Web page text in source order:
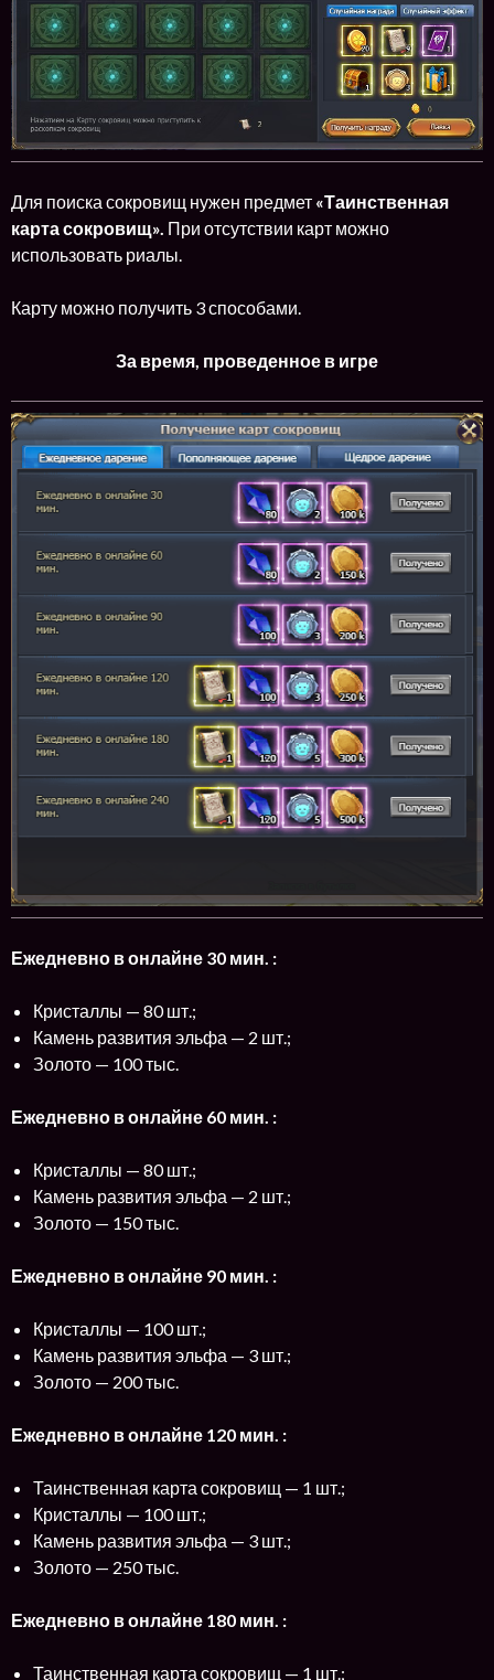
Для поиска сокровищ нужен предмет «Таинственная
карта сокровищ». При отсутствии карт можно
использовать риалы.
Карту можно получить 3 способами.
За время, проведенное в игре
Ежедневно в онлайне 30 мин. :
Кристаллы — 80 шт.;
Камень развития эльфа — 2 шт.;
Золото — 100 тыс.
Ежедневно в онлайне 60 мин. :
Кристаллы — 80 шт.;
Камень развития эльфа — 2 шт.;
Золото — 150 тыс.
Ежедневно в онлайне 90 мин. :
Кристаллы — 100 шт.;
Камень развития эльфа — 3 шт.;
Золото — 200 тыс.
Ежедневно в онлайне 120 мин. :
Таинственная карта сокровищ — 1 шт.;
Кристаллы — 100 шт.;
Камень развития эльфа — 3 шт.;
Золото — 250 тыс.
Ежедневно в онлайне 180 мин. :
Таинственная карта сокровищ — 1 шт.;